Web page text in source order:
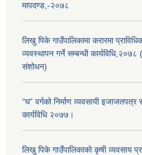
मापदण्ड,-२०७८
लिखु पिके गाउँपालिकामा करारमा
व्यवस्थापन गर्ने सम्बन्धी कार्यविधि,२०७८
संशोधन)
“घ” वर्गको निर्माण व्यवसायी इजाजतपत्र
कार्यविधि २०७७।
लिखु पिके गाउँपालिकाको कृषी व्यवसाय